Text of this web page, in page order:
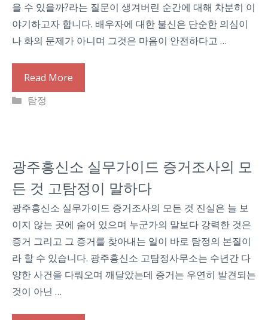
을 수 있을까?라는 질문이 생겨버린 순간에 대해 차분히 이
야기하고자 합니다. 배우자에 대한 불신은 단순한 의심이
나 화의 문제가 아니며 그것은 마음이 안전하다고 …
Read More
Categories
탐정
광주흥신소 실무가이드 증거조사의 모
든 것 고탐정이 말하다
광주흥신소 실무가이드 증거조사의 모든 것 진실은 늘 보
이지 않는 곳에 숨어 있으며 누군가의 말보다 강력한 것은
증거 그리고 그 증거를 찾아내는 일이 바로 탐정의 본질이
라 할 수 있습니다. 광주흥신소 고탐정사무소는 수년간 다
양한 사건을 다뤄오며 깨달았는데 증거는 우연히 발견되는
것이 아닌 …